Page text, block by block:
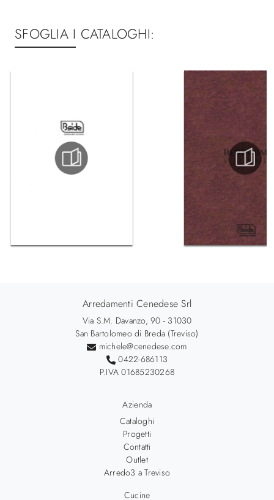
SFOGLIA I CATALOGHI:
Arredamenti Cenedese Srl
Via S.M. Davanzo, 90 - 31030
San Bartolomeo di Breda (Treviso)
michele@cenedese.com
0422-686113
P.IVA 01685230268
Azienda
Cataloghi
Progetti
Contatti
Outlet
Arredo3 a Treviso
Cucine